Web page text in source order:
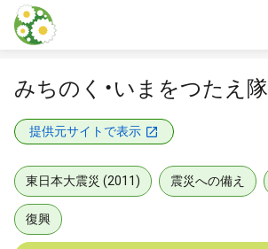
本文に飛ぶ
みちのく・いまをつたえ隊
提供元サイトで表示
東日本大震災 (2011) 震災への備え
復興